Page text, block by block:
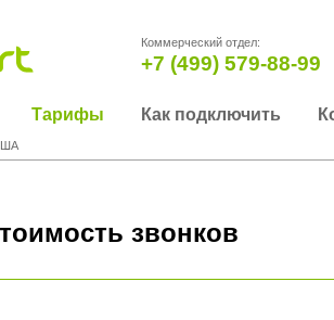
Коммерческий отдел:
+7 (499) 579-88-99
Тарифы Как подключить
звонков